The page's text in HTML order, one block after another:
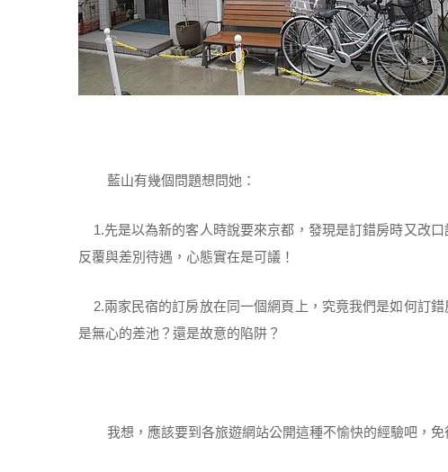
藍山有幾個問題想問她：
1.先是以為新的客人時說要來京都，發現是訂錯房時又改
反覆與差別待遇，心態實在是可議！
2.兩家民宿的訂房放在同一個網頁上，究竟我們是如何訂
是無心的差池？還是故意的陷阱？
我想，應該要到各旅遊網站公開這種不愉快的經驗吧，免